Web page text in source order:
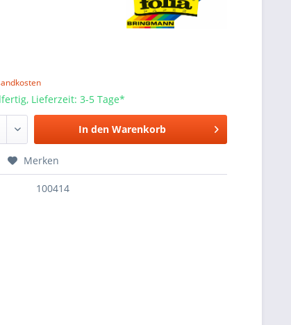
Lieferzeit: 3-5 Tage*
In den Warenkorb
Merken
100414